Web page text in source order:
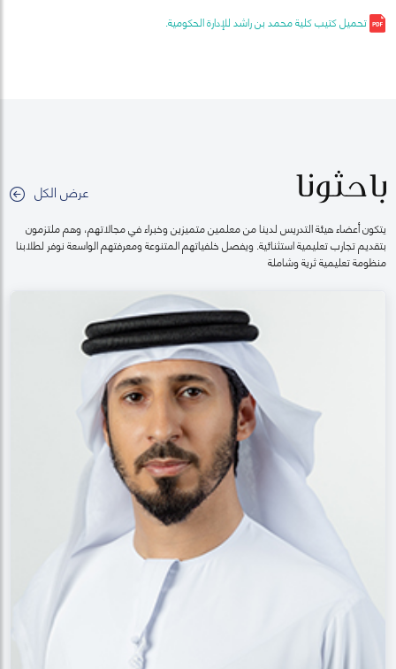
تحميل كتيب كلية محمد بن راشد للإدارة الحكومية.
باحثونا عرض الكل
يتكون أعضاء هيئة التدريس لدينا من معلمين متميزين وخبراء في مجالاتهم، وهم ملتزمون
بتقديم تجارب تعليمية استثنائية. ويفصل خلفياتهم المتنوعة ومعرفتهم الواسعة نوفر لطلابنا
منظومة تعليمية ثرية وشاملة